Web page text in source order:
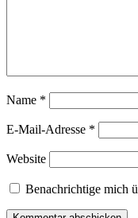
Name *
E-Mail-Adresse *
Website
Benachrichtige mich